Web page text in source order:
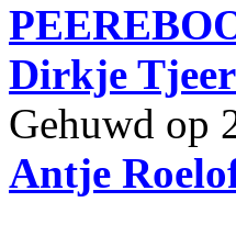
Dirkje
Gehuwd op
Antje